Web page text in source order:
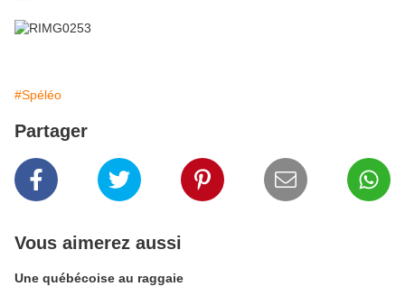
#Spéléo
Partager
Vous aimerez aussi
Une québécoise au raggaie